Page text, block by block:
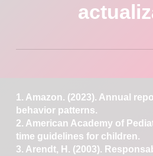
1. Amazon. (2023). Annual
behavior patterns.
2. American Academy of
time guidelines for children.
3. Arendt, H. (2003).